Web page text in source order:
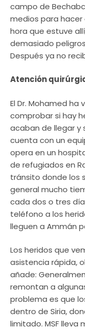
campo de
medios para hacer
hora que estuve
demasiado
Después ya no
Atención
El Dr. Mohamed
comprobar si hay
acaban de llegar y
cuenta con un
opera en un
de refugiados en
tránsito donde los
general mucho
cada dos o tres
teléfono a los
lleguen a Ammán
Los heridos que
asistencia rápida,
añade:
remontan a
problema es que
dentro de Siria,
limitado. MSF lleva